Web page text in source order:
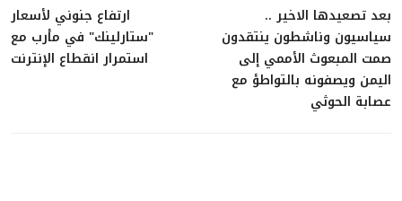
بعد تصعيدها الاخير ..
سياسيون وناشطون ينتقدون
صمت المبعوث الأممي إلى
اليمن ويصفونه بالتواطؤ مع
عصابة الحوثي
ارتفاع جنوني لأسعار
"ستارلينك" في مأرب مع
استمرار انقطاع الإنترنت